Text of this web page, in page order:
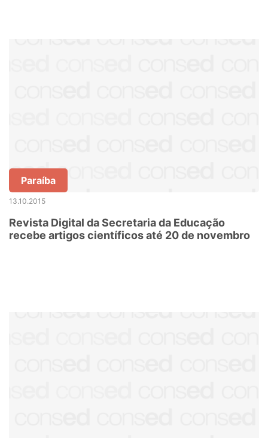
Paraíba
13.10.2015
Revista Digital da Secretaria da Educação
recebe artigos científicos até 20 de novembro